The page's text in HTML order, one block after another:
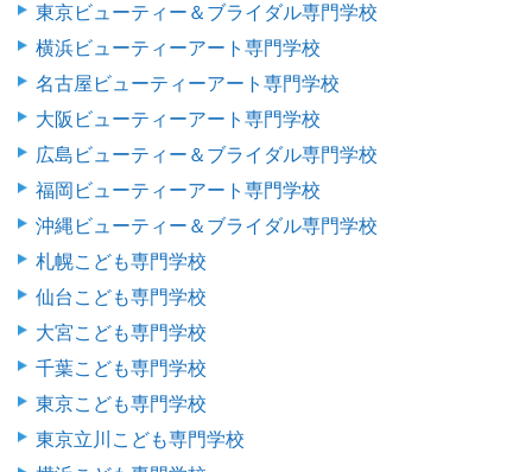
東京ビューティー＆ブライダル専門学校
横浜ビューティーアート専門学校
名古屋ビューティーアート専門学校
大阪ビューティーアート専門学校
広島ビューティー＆ブライダル専門学校
福岡ビューティーアート専門学校
沖縄ビューティー＆ブライダル専門学校
札幌こども専門学校
仙台こども専門学校
大宮こども専門学校
千葉こども専門学校
東京こども専門学校
東京立川こども専門学校